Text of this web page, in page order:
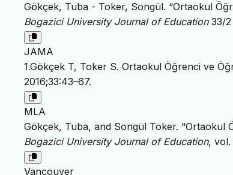
Gökçek, Tuba - Toker, Songül. “Ortaokul
Bogazici University Journal of Education33/2
JAMA
1.Gökçek T, Toker S. Ortaokul Öğrenci ve
2016;33:43–67.
MLA
Gökçek, Tuba, and Songül Toker. “Ortaokul
Bogazici University Journal of Education, vol.
Vancouver